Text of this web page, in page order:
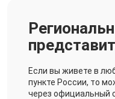
Если вы живете в
пункте России, то
через официальный